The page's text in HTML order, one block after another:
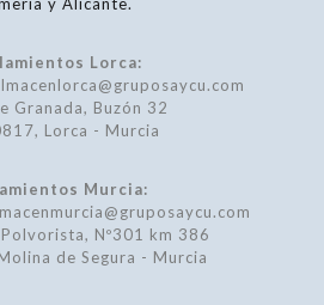
Lorca:
Granada, Buzón 32
Lorca - Murcia
Murcia:
Nº301 km 386
de Segura - Murcia